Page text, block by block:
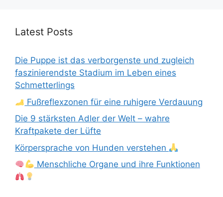
Latest Posts
Die Puppe ist das verborgenste und zugleich
faszinierendste Stadium im Leben eines
Schmetterlings
Fußreflexzonen für eine ruhigere Verdauung
Die 9 stärksten Adler der Welt – wahre
Kraftpakete der Lüfte
Körpersprache von Hunden verstehen
Menschliche Organe und ihre Funktionen